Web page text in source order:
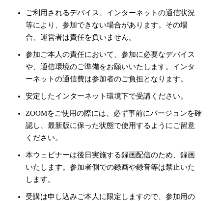
ご利用されるデバイス、インターネットの通信状況
等により、参加できない場合があります。その場
合、運営者は責任を負いません。
参加ご本人の責任において、参加に必要なデバイス
や、通信環境のご準備をお願いいたします。インタ
ーネットの通信費は参加者のご負担となります。
安定したインターネット環境下で受講ください。
ZOOMをご使用の際には、必ず事前にバージョンを確
認し、最新版に保った状態で使用するようにご留意
ください。
本ウェビナーは後日実施する録画配信のため、録画
いたします。参加者側での録画や録音等は禁止いた
します。
受講は申し込みご本人に限定しますので、参加用の